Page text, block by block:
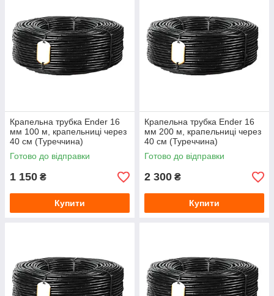
Крапельна трубка Ender 16
мм 100 м, крапельниці через
40 см (Туреччина)
Готово до відправки
1 150 ₴
Купити
Крапельна трубка Ender 16
мм 200 м, крапельниці через
40 см (Туреччина)
Готово до відправки
2 300 ₴
Купити